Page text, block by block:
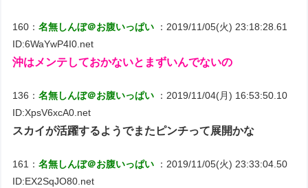
160：名無しんぼ＠お腹いっぱい
：2019/11/05(火) 23:18:28.61
ID:6WaYwP4I0.net
沖はメンテしておかないとまずいんでないの
136：名無しんぼ＠お腹いっぱい
：2019/11/04(月) 16:53:50.10
ID:XpsV6xcA0.net
スカイが活躍するようでまたピンチって展開かな
161：名無しんぼ＠お腹いっぱい
：2019/11/05(火) 23:33:04.50
ID:EX2SqJO80.net